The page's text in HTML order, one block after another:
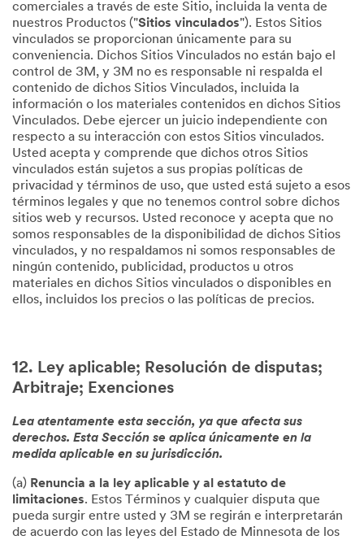
comerciales a través de este Sitio, incluida la venta de
nuestros Productos ("Sitios vinculados"). Estos Sitios
vinculados se proporcionan únicamente para su
conveniencia. Dichos Sitios Vinculados no están bajo el
control de 3M, y 3M no es responsable ni respalda el
contenido de dichos Sitios Vinculados, incluida la
información o los materiales contenidos en dichos Sitios
Vinculados. Debe ejercer un juicio independiente con
respecto a su interacción con estos Sitios vinculados.
Usted acepta y comprende que dichos otros Sitios
vinculados están sujetos a sus propias políticas de
privacidad y términos de uso, que usted está sujeto a esos
términos legales y que no tenemos control sobre dichos
sitios web y recursos. Usted reconoce y acepta que no
somos responsables de la disponibilidad de dichos Sitios
vinculados, y no respaldamos ni somos responsables de
ningún contenido, publicidad, productos u otros
materiales en dichos Sitios vinculados o disponibles en
ellos, incluidos los precios o las políticas de precios.
12. Ley aplicable; Resolución de disputas;
Arbitraje; Exenciones
Lea atentamente esta sección, ya que afecta sus
derechos. Esta Sección se aplica únicamente en la
medida aplicable en su jurisdicción.
(a) Renuncia a la ley aplicable y al estatuto de
limitaciones. Estos Términos y cualquier disputa que
pueda surgir entre usted y 3M se regirán e interpretarán
de acuerdo con las leyes del Estado de Minnesota de los